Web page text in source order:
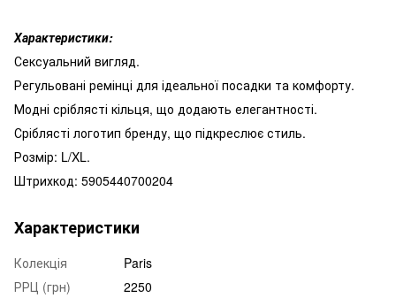
Характеристики:
Сексуальний вигляд.
Регульовані ремінці для ідеальної посадки та комфорту.
Модні сріблясті кільця, що додають елегантності.
Сріблясті логотип бренду, що підкреслює стиль.
Розмір: L/XL.
Штрихкод: 5905440700204
Характеристики
Колекція
Paris
РРЦ (грн)
2250